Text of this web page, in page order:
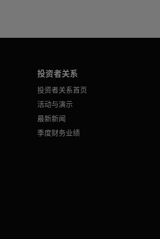
投资者关系
投资者关系首页
活动与演示
最新新闻
季度财务业绩